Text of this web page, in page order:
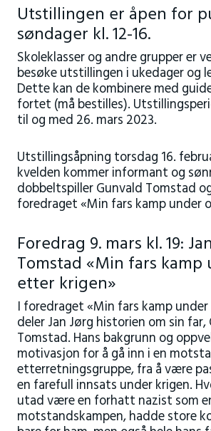
Utstillingen er åpen for
søndager kl. 12-16.
Skoleklasser og andre grupper er
besøke utstillingen i ukedager og
Dette kan de kombinere med
fortet (må bestilles).
til og med 26. mars 2023.
Utstillingsåpning torsdag 16.
kvelden kommer informant og
dobbeltspiller Gunvald Tomstad
foredraget «Min fars kamp under
Foredrag 9. mars kl. 19:
Tomstad «Min fars kamp
etter krigen»
I foredraget «Min fars kamp
deler Jan Jørg historien om sin far,
Tomstad. Hans bakgrunn og
motivasjon for å gå inn i en
etterretningsgruppe, fra å være
en farefull innsats under krigen.
utad være en forhatt nazist som
motstandskampen, hadde store